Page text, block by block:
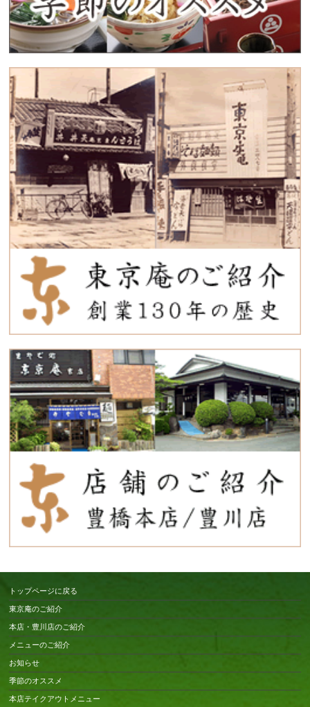
トップページに戻る
東京庵のご紹介
本店・豊川店のご紹介
メニューのご紹介
お知らせ
季節のオススメ
本店テイクアウトメニュー